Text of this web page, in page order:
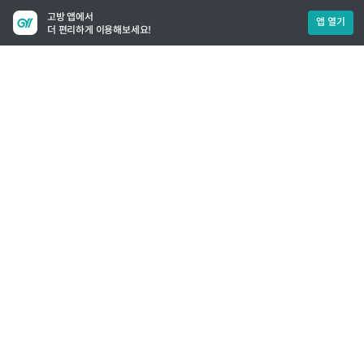
고방 앱에서
더 편리하게 이용해보세요!
앱 열기